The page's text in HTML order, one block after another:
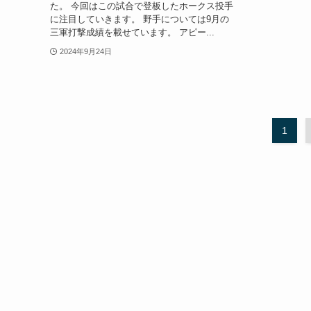
た。 今回はこの試合で登板したホークス投手
に注目していきます。 野手については9月の
三軍打撃成績を載せています。 アピー...
2024年9月24日
1